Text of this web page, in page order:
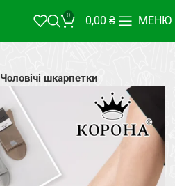
0 0,00 ₴ МЕНЮ
Чоловічі шкарпетки